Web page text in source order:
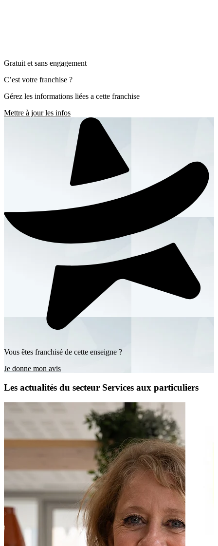
Gratuit et sans engagement
C’est votre franchise ?
Gérez les informations liées a cette franchise
Mettre à jour les infos
Vous êtes franchisé de cette enseigne ?
Je donne mon avis
Les actualités du secteur Services aux particuliers